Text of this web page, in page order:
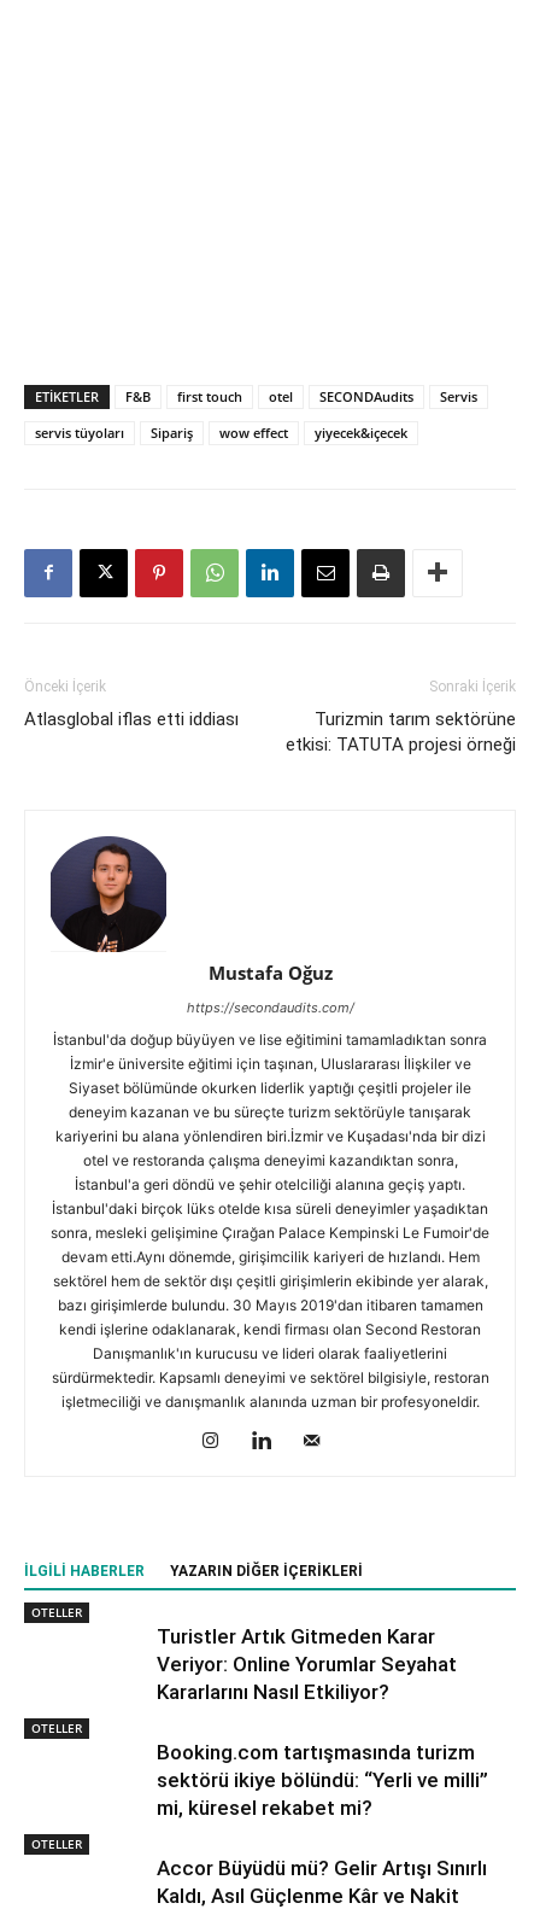
ETIKETLER F&B first touch otel SECONDAudits
Servis
servis tüyoları
Sipariş wow effect yiyecek&içecek
Önceki İçerik
Atlasglobal iflas etti iddiası
Sonraki İçerik
Turizmin tarım sektörüne
etkisi: TATUTA projesi örneği
Mustafa Oğuz
https://secondaudits.com/
İstanbul'da doğup büyüyen ve lise eğitimini tamamladıktan sonra
İzmir'e üniversite eğitimi için taşınan, Uluslararası İlişkiler ve
Siyaset bölümünde okurken liderlik yaptığı çeşitli projeler ile
deneyim kazanan ve bu süreçte turizm sektörüyle tanışarak
kariyerini bu alana yönlendiren biri.İzmir ve Kuşadası'nda bir dizi
otel ve restoranda çalışma deneyimi kazandıktan sonra,
İstanbul'a geri döndü ve şehir otelciliği alanına geçiş yaptı.
İstanbul'daki birçok lüks otelde kısa süreli deneyimler yaşadıktan
sonra, mesleki gelişimine Çırağan Palace Kempinski Le Fumoir'de
devam etti.Aynı dönemde, girişimcilik kariyeri de hızlandı. Hem
sektörel hem de sektör dışı çeşitli girişimlerin ekibinde yer alarak,
bazı girişimlerde bulundu. 30 Mayıs 2019'dan itibaren tamamen
kendi işlerine odaklanarak, kendi firması olan Second Restoran
Danışmanlık'ın kurucusu ve lideri olarak faaliyetlerini
sürdürmektedir. Kapsamlı deneyimi ve sektörel bilgisiyle, restoran
işletmeciliği ve danışmanlık alanında uzman bir profesyoneldir.
İLGILI HABERLER YAZARIN DIĞER İÇERIKLERI
OTELLER
Turistler Artık Gitmeden Karar
Veriyor: Online Yorumlar Seyahat
Kararlarını Nasıl Etkiliyor?
OTELLER
Booking.com tartışmasında turizm
sektörü ikiye bölündü: “Yerli ve milli”
mi, küresel rekabet mi?
OTELLER
Accor Büyüdü mü? Gelir Artışı Sınırlı
Kaldı, Asıl Güçlenme Kâr ve Nakit